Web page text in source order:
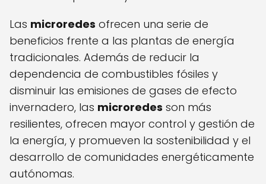
Las microredes ofrecen una serie de
beneficios frente a las plantas de energía
tradicionales. Además de reducir la
dependencia de combustibles fósiles y
disminuir las emisiones de gases de efecto
invernadero, las microredes son más
resilientes, ofrecen mayor control y gestión de
la energía, y promueven la sostenibilidad y el
desarrollo de comunidades energéticamente
autónomas.